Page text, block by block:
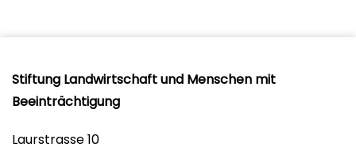
Stiftung Landwirtschaft und Menschen mit
Beeinträchtigung
Laurstrasse 10